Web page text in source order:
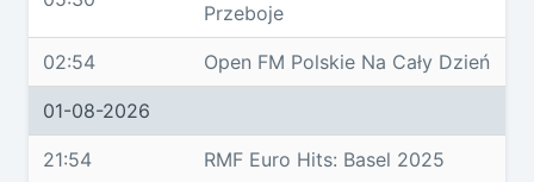
Przeboje
02:54 Open FM Polskie Na Cały Dzień
01-08-2026
21:54 RMF Euro Hits: Basel 2025